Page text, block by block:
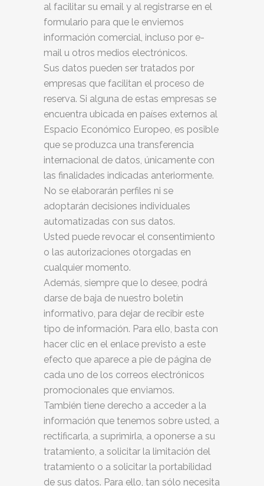
al facilitar su email y al registrarse en el
formulario para que le enviemos
información comercial, incluso por e-
mail u otros medios electrónicos.
Sus datos pueden ser tratados por
empresas que facilitan el proceso de
reserva. Si alguna de estas empresas se
encuentra ubicada en países externos al
Espacio Económico Europeo, es posible
que se produzca una transferencia
internacional de datos, únicamente con
las finalidades indicadas anteriormente.
No se elaborarán perfiles ni se
adoptarán decisiones individuales
automatizadas con sus datos.
Usted puede revocar el consentimiento
o las autorizaciones otorgadas en
cualquier momento.
Además, siempre que lo desee, podrá
darse de baja de nuestro boletín
informativo, para dejar de recibir este
tipo de información. Para ello, basta con
hacer clic en el enlace previsto a este
efecto que aparece a pie de página de
cada uno de los correos electrónicos
promocionales que enviamos.
También tiene derecho a acceder a la
información que tenemos sobre usted, a
rectificarla, a suprimirla, a oponerse a su
tratamiento, a solicitar la limitación del
tratamiento o a solicitar la portabilidad
de sus datos. Para ello, tan sólo necesita